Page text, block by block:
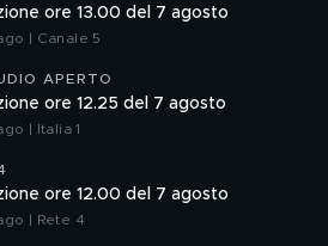
ore 13.00 del 7 agosto
| Canale 5
APERTO
ore 12.25 del 7 agosto
| Italia 1
ore 12.00 del 7 agosto
| Rete 4